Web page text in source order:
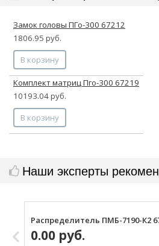
Замок головы ПГо-300 67212
1806.95 руб.
В корзину
Комплект матриц Пго-300 67219
10193.04 руб.
В корзину
Наши эксперты
Распределитель ПМБ-7190-К2
0.00 руб.